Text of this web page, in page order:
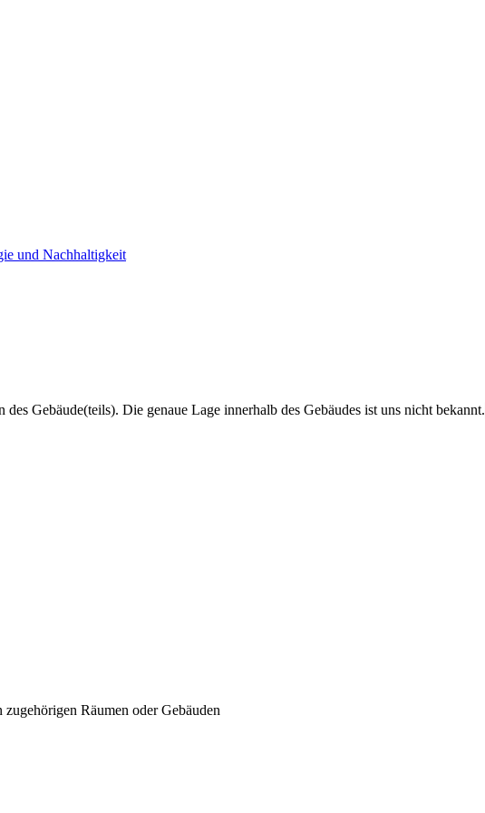
und Nachhaltigkeit
Gebäude(teils). Die genaue Lage innerhalb des Gebäudes ist uns nicht bekannt.
Räumen oder Gebäuden